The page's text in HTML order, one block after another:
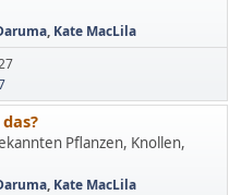
, Kate MacLila
Pflanzen, Knollen,
, Kate MacLila